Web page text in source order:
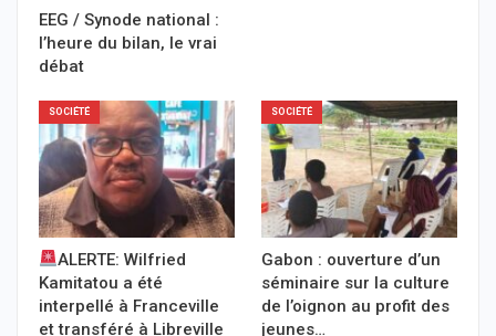
EEG / Synode national :
l’heure du bilan, le vrai
débat
SOCIÉTÉ
ALERTE: Wilfried
Kamitatou a été
interpellé à Franceville
et transféré à Libreville
SOCIÉTÉ
Gabon : ouverture d’un
séminaire sur la culture
de l’oignon au profit des
jeunes…